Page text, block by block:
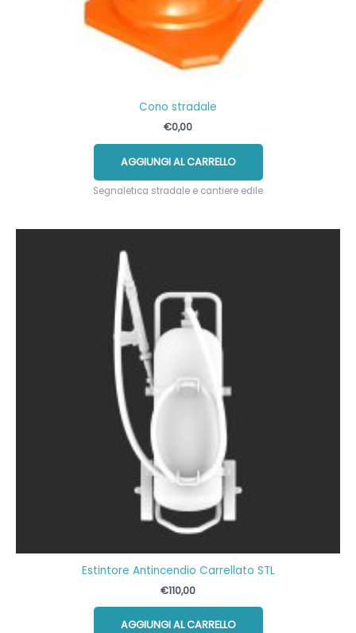
Cono stradale
€0,00
AGGIUNGI AL CARRELLO
Segnaletica stradale e cantiere edile
Estintore Antincendio Carrellato STL
€110,00
AGGIUNGI AL CARRELLO